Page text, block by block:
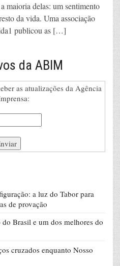
maioria delas: um sentimento
da vida. Uma associação
publicou as […]
da ABIM
as atualizações da Agência
a luz do Tabor para
de provação
Brasil e um dos melhores do
cruzados enquanto Nosso